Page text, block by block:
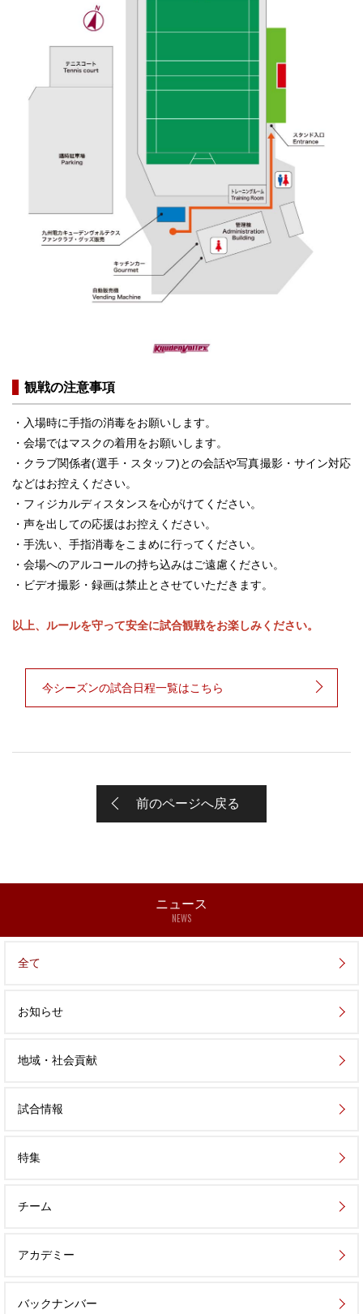
観戦の注意事項
・入場時に手指の消毒をお願いします。
・会場ではマスクの着用をお願いします。
・クラブ関係者(選手・スタッフ)との会話や写真撮影・サイン対応
などはお控えください。
・フィジカルディスタンスを心がけてください。
・声を出しての応援はお控えください。
・手洗い、手指消毒をこまめに行ってください。
・会場へのアルコールの持ち込みはご遠慮ください。
・ビデオ撮影・録画は禁止とさせていただきます。
以上、ルールを守って安全に試合観戦をお楽しみください。
今シーズンの試合日程一覧はこちら
前のページへ戻る
ニュース
NEWS
全て
お知らせ
地域・社会貢献
試合情報
特集
チーム
アカデミー
バックナンバー